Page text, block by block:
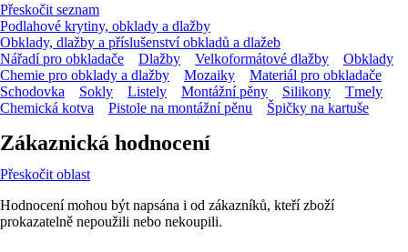
Přeskočit seznam
Podlahové krytiny, obklady a dlažby
Obklady, dlažby a příslušenství obkladů a dlažeb
Nářadí pro obkladače
Dlažby Velkoformátové dlažby
Obklady
Chemie pro obklady a dlažby
Mozaiky
Materiál pro obkladače
Schodovka
Sokly Listely Montážní pěny Silikony
Tmely
Chemická kotva
Pistole na montážní pěnu Špičky na kartuše
Zákaznická hodnocení
Přeskočit oblast
Hodnocení mohou být napsána i od zákazníků, kteří zboží
prokazatelně nepoužili nebo nekoupili.